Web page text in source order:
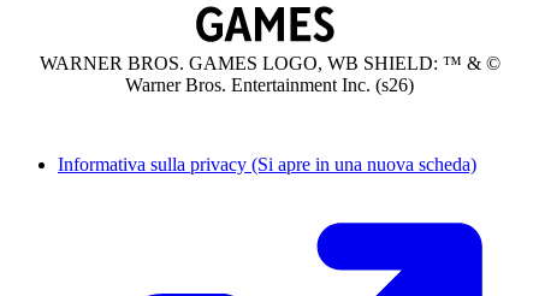
WARNER BROS. GAMES LOGO, WB SHIELD: ™ & ©
Warner Bros. Entertainment Inc. (s26)
Informativa sulla privacy (Si apre in una nuova scheda)